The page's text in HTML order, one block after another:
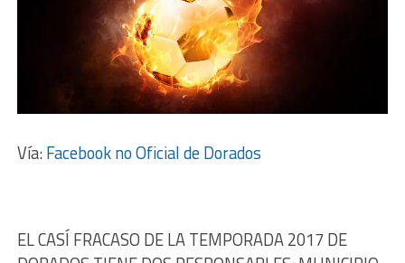
Vía:Facebook no Oficial de Dorados
EL CASÍ FRACASO DE LA TEMPORADA 2017 DE